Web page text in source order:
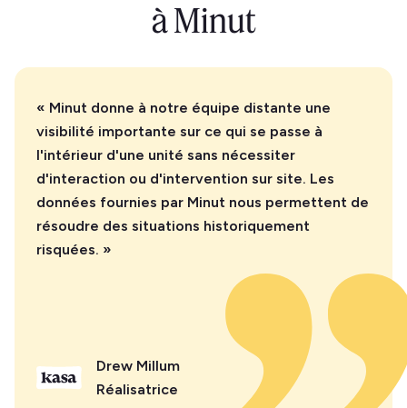
à Minut
« Minut donne à notre équipe distante une
visibilité importante sur ce qui se passe à
l'intérieur d'une unité sans nécessiter
d'interaction ou d'intervention sur site. Les
données fournies par Minut nous permettent de
résoudre des situations historiquement
risquées. »
Drew Millum
Réalisatrice